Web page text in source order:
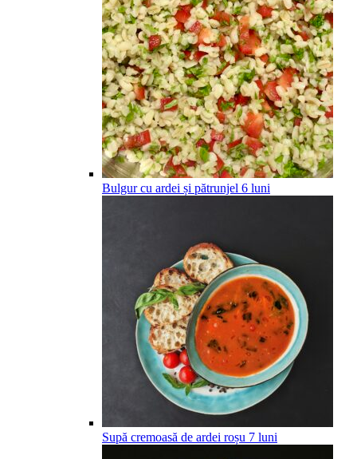
Bulgur cu ardei și pătrunjel 6 luni
Supă cremoasă de ardei roșu 7 luni